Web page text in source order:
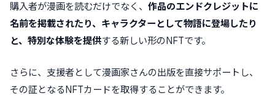
購入者が漫画を読むだけでなく、 作品のエンドクレジットに
名前を掲載されたり、キャラクターとして物語に登場したり
と、特別な体験を提供する新しい形のNFTです。
さらに、支援者として漫画家さんの出版を直接サポートし、
その証となるNFTカードを取得することができます。